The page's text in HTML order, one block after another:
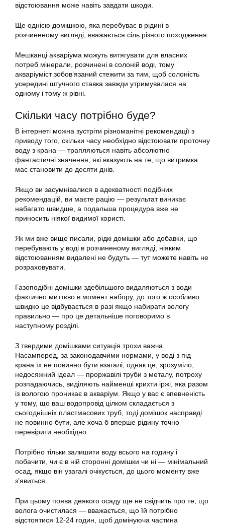
відстоювання може навіть завдати шкоди.
Ще однією домішкою, яка перебуває в рідині в
розчиненому вигляді, вважається сіль різного походження.
Мешканці акваріума можуть витягувати для власних
потреб мінерали, розчинені в солоній воді, тому
акваріуміст зобов’язаний стежити за тим, щоб солоність
усередині штучного ставка завжди утримувалася на
одному і тому ж рівні.
Скільки часу потрібно буде?
В інтернеті можна зустріти різноманітні рекомендації з
приводу того, скільки часу необхідно відстоювати проточну
воду з крана — трапляються навіть абсолютно
фантастичні значення, які вказують на те, що витримка
має становити до десяти днів.
Якщо ви засумнівалися в адекватності подібних
рекомендацій, ви маєте рацію — результат виникає
набагато швидше, а подальша процедура вже не
приносить ніякої видимої користі.
Як ми вже вище писали, рідкі домішки або добавки, що
перебувають у воді в розчиненому вигляді, ніяким
відстоюванням видалені не будуть — тут можете навіть не
розраховувати.
Газоподібні домішки здебільшого видаляються з води
фактично миттєво в момент набору, до того ж особливо
швидко це відбувається в разі якщо набирати вологу
правильно — про це детальніше поговоримо в
наступному розділі.
З твердими домішками ситуація трохи важча.
Насамперед, за законодавчими нормами, у воді з під
крана їх не повинно бути взагалі, однак це, зрозуміло,
недосяжний ідеал — проржавілі труби з металу, потроху
розпадаючись, виділяють найменші крихти іржі, яка разом
із вологою проникає в акваріум. Якщо у вас є впевненість
у тому, що ваш водопровід цілком складається з
сьогоднішніх пластмасових труб, тоді домішок насправді
не повинно бути, але хоча б вперше рідину точно
перевірити необхідно.
Потрібно тільки залишити воду всього на годину і
побачити, чи є в ній сторонні домішки чи ні — мінімальний
осад, якщо він узагалі очікується, до цього моменту вже
з’явиться.
При цьому поява деякого осаду ще не свідчить про те, що
волога очистилася — вважається, що їй потрібно
відстоятися 12-24 годин, щоб домінуюча частина